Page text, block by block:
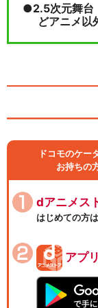
2.5次元舞台
どアニメ以
ドコモのケー
お持ちの
dアニメス
はじめての方
アプ